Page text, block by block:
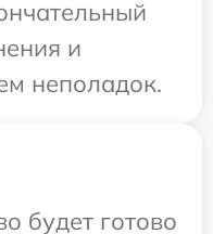
и
неполадок.
будет готово